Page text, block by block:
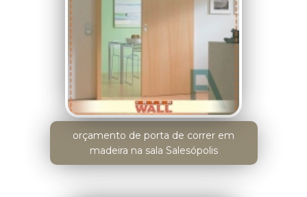
orçamento de porta de correr em
madeira na sala Salesópolis